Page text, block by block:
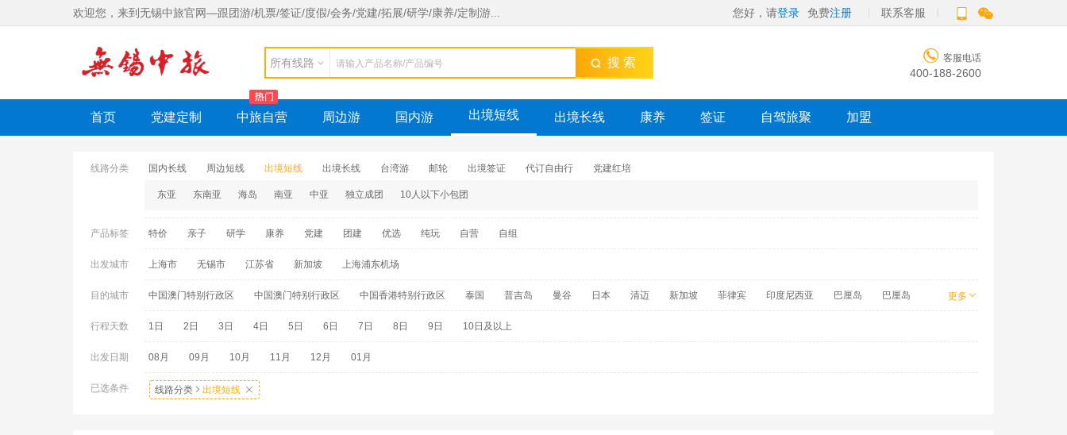
欢迎您，来到无锡中旅官网—跟团游/机票/签证/度假/会务/党建/拓展/研学/康养/定制游... 您好，请登录 免费注册 联系客服
所有线路 搜 索  客服电话
400-188-2600
首页 党建定制 中旅自营 周边游 国内游 出境短线 出境长线 康养 签证 自驾旅聚 加盟
线路分类 国内长线 周边短线 出境短线 出境长线 台湾游 邮轮 出境签证 代订自由行 党建红培
东亚 东南亚 海岛 南亚 中亚 独立成团 10人以下小包团
产品标签 特价 亲子 研学 康养 党建 团建 优选 纯玩 自营 自组
出发城市 上海市 无锡市 江苏省 新加坡 上海浦东机场
目的城市 中国澳门特别行政区 中国澳门特别行政区 中国香港特别行政区 泰国 普吉岛 曼谷 日本 清迈 新加坡 菲律宾 印度尼西亚 巴厘岛
巴厘岛
珠海湾仔澳门街
斯里兰卡 科伦坡 老挝 越南 科伦坡 芽庄 大阪
沙巴
熊本 薄荷岛 广东省 兰卡威
婆罗浮屠
沈阳市 富士山
更多
行程天数 1日 2日 3日 4日 5日 6日 7日 8日 9日 10日及以上
出发日期 08月 09月 10月 11月 12月 01月
已选条件 线路分类  出境短线 